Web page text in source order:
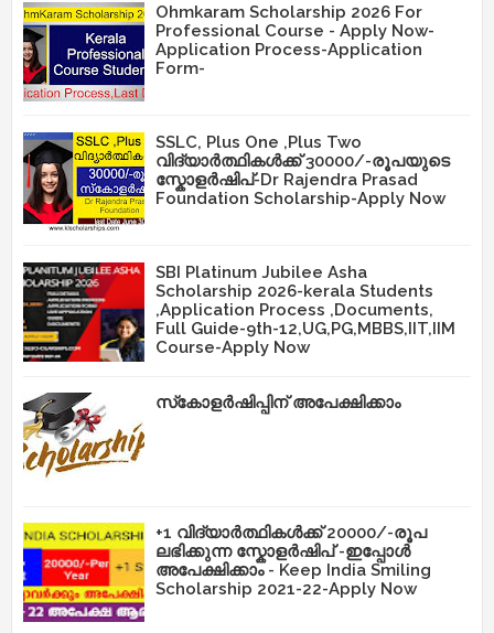
Ohmkaram Scholarship 2026 For
Professional Course - Apply Now-
Application Process-Application
Form-
SSLC, Plus One ,Plus Two
വിദ്യാർത്ഥികൾക്ക് 30000/-രൂപയുടെ
സ്കോളർഷിപ്-Dr Rajendra Prasad
Foundation Scholarship-Apply Now
SBI Platinum Jubilee Asha
Scholarship 2026-kerala Students
,Application Process ,Documents,
Full Guide-9th-12,UG,PG,MBBS,IIT,IIM
Course-Apply Now
സ്‌കോളർഷിപ്പിന് അപേക്ഷിക്കാം
+1 വിദ്യാർത്ഥികൾക്ക് 20000/-രൂപ
ലഭിക്കുന്ന സ്കോളർഷിപ് -ഇപ്പോൾ
അപേക്ഷിക്കാം - Keep India Smiling
Scholarship 2021-22-Apply Now